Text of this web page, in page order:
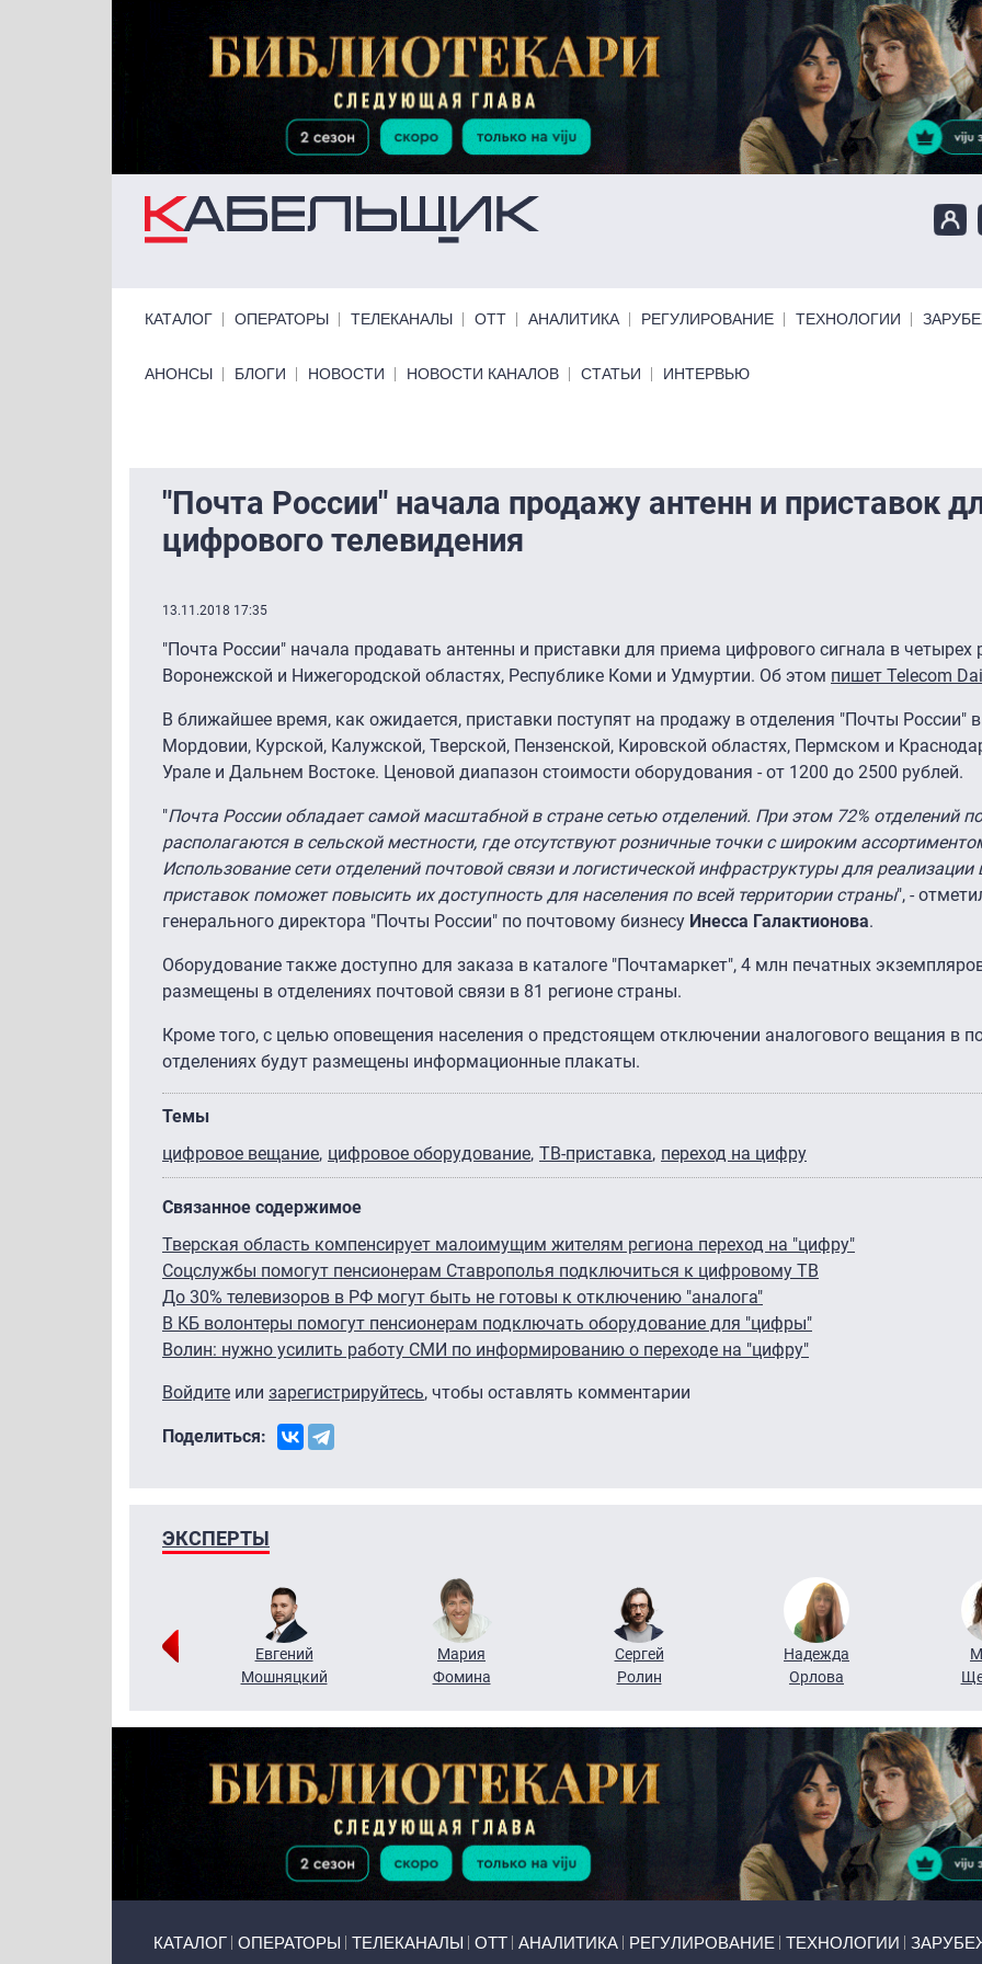
КАТАЛОГ ОПЕРАТОРЫ ТЕЛЕКАНАЛЫ ОТТ АНАЛИТИКА РЕГУЛИРОВАНИЕ ТЕХНОЛОГИИ
Primary links bottom
АНОНСЫ БЛОГИ НОВОСТИ НОВОСТИ КАНАЛОВ СТАТЬИ ИНТЕРВЬЮ
"Почта России" начала продажу антенн и приставок
цифрового телевидения
13.11.2018 17:35
"Почта России" начала продавать антенны и приставки для приема цифрового сигнала в четырех
Воронежской и Нижегородской областях, Республике Коми и Удмуртии. Об этом пишет Telecom
В ближайшее время, как ожидается, приставки поступят на продажу в отделения "Почты России"
Мордовии, Курской, Калужской, Тверской, Пензенской, Кировской областях, Пермском и
Урале и Дальнем Востоке. Ценовой диапазон стоимости оборудования - от 1200 до 2500 рублей.
"Почта России обладает самой масштабной в стране сетью отделений. При этом 72% отделений
располагаются в сельской местности, где отсутствуют розничные точки с широким
Использование сети отделений почтовой связи и логистической инфраструктуры для
приставок поможет повысить их доступность для населения по всей территории страны", -
генерального директора "Почты России" по почтовому бизнесу Инесса Галактионова.
Оборудование также доступно для заказа в каталоге "Почтамаркет", 4 млн печатных
размещены в отделениях почтовой связи в 81 регионе страны.
Кроме того, с целью оповещения населения о предстоящем отключении аналогового вещания в
отделениях будут размещены информационные плакаты.
Темы
цифровое вещание цифровое оборудование ТВ-приставка переход на цифру
Связанное содержимое
Тверская область компенсирует малоимущим жителям региона переход на "цифру"
Соцслужбы помогут пенсионерам Ставрополья подключиться к цифровому ТВ
До 30% телевизоров в РФ могут быть не готовы к отключению "аналога"
В КБ волонтеры помогут пенсионерам подключать оборудование для "цифры"
Волин: нужно усилить работу СМИ по информированию о переходе на "цифру"
Войдите или зарегистрируйтесь, чтобы оставлять комментарии
Поделиться:
ЭКСПЕРТЫ
Евгений
Мошняцкий
Мария
Фомина
Сергей
Ролин
Надежда
Орлова
КАТАЛОГ ОПЕРАТОРЫ ТЕЛЕКАНАЛЫ ОТТ АНАЛИТИКА РЕГУЛИРОВАНИЕ ТЕХНОЛОГИИ